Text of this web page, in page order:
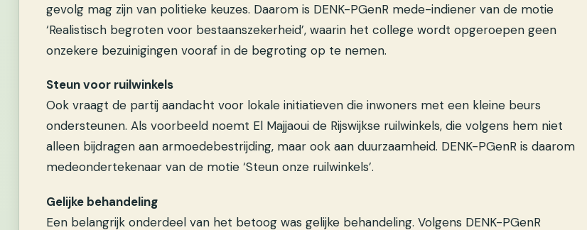
gevolg mag zijn van politieke keuzes. Daarom is DENK-PGenR mede-indiener van de motie
‘Realistisch begroten voor bestaanszekerheid’, waarin het college wordt opgeroepen geen
onzekere bezuinigingen vooraf in de begroting op te nemen.
Steun voor ruilwinkels
Ook vraagt de partij aandacht voor lokale initiatieven die inwoners met een kleine beurs
ondersteunen. Als voorbeeld noemt El Majjaoui de Rijswijkse ruilwinkels, die volgens hem niet
alleen bijdragen aan armoedebestrijding, maar ook aan duurzaamheid. DENK-PGenR is daarom
medeondertekenaar van de motie ‘Steun onze ruilwinkels’.
Gelijke behandeling
Een belangrijk onderdeel van het betoog was gelijke behandeling. Volgens DENK-PGenR